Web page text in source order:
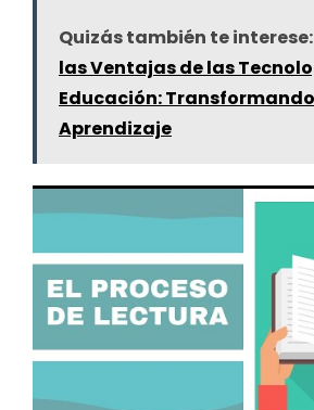
Quizás también te interese:
las Ventajas de las
Educación:
Aprendizaje